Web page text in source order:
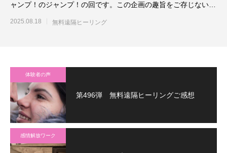
ャンプ！のジャンプ！の回です。この企画の趣旨をご存じない方
は、こちらを
2025.08.18 無料遠隔ヒーリング
体験者の声
第496弾 無料遠隔ヒーリングご感想
感情解放ワーク